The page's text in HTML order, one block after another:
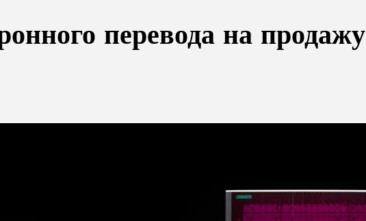
перевода на продажу